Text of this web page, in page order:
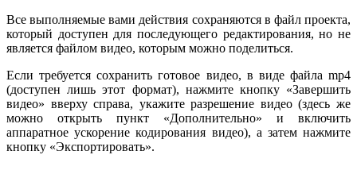
Все выполняемые вами действия сохраняются в файл проекта,
который доступен для последующего редактирования, но не
является файлом видео, которым можно поделиться.
Если требуется сохранить готовое видео, в виде файла mp4
(доступен лишь этот формат), нажмите кнопку «Завершить
видео» вверху справа, укажите разрешение видео (здесь же
можно открыть пункт «Дополнительно» и включить
аппаратное ускорение кодирования видео), а затем нажмите
кнопку «Экспортировать».